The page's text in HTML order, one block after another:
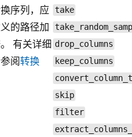
序列，应
的路径加
有关详细
阅转换
take
drop_columns
keep_columns
skip
filter